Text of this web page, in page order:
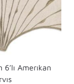
6’lı Amerıkan